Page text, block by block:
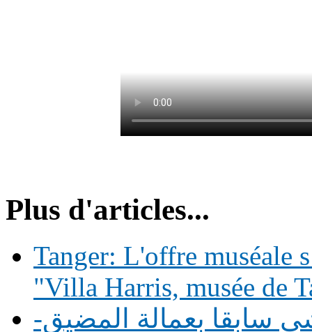
Plus d'articles...
Tanger: L'offre muséale
"Villa Harris, musée de
سابقا بعمالة المضيق-